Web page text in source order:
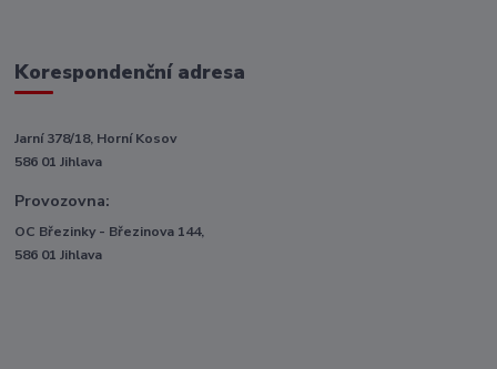
Korespondenční adresa
Jarní 378/18, Horní Kosov
586 01 Jihlava
Provozovna:
OC Březinky - Březinova 144,
586 01 Jihlava